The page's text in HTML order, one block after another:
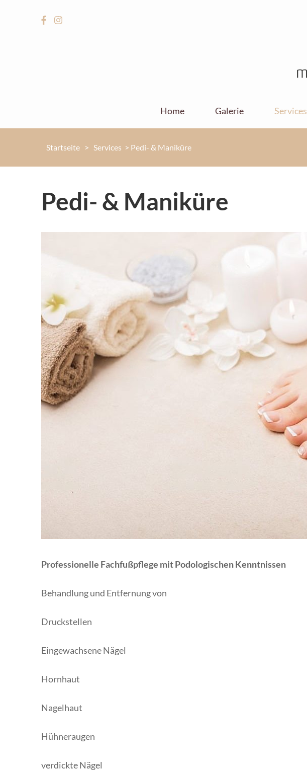
Home Galerie Services
Startseite > Services > Pedi- & Maniküre
Pedi- & Maniküre
Professionelle Fachfußpflege mit Podologischen Kenntnissen
Behandlung und Entfernung von
Druckstellen
Eingewachsene Nägel
Hornhaut
Nagelhaut
Hühneraugen
verdickte Nägel